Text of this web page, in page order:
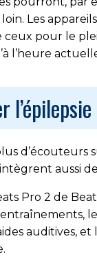
Les
pour le
l’heure
d’écouteurs
aussi
Pro 2 de
auditives,